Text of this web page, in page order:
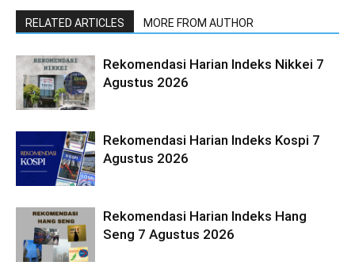
RELATED ARTICLES MORE FROM AUTHOR
Rekomendasi Harian Indeks Nikkei 7
Agustus 2026
Rekomendasi Harian Indeks Kospi 7
Agustus 2026
Rekomendasi Harian Indeks Hang
Seng 7 Agustus 2026